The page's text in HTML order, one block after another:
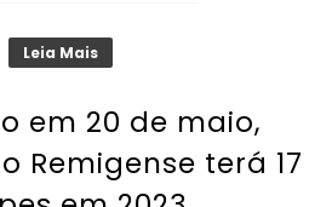
Leia Mais
em 20 de maio,
Remigense terá 17